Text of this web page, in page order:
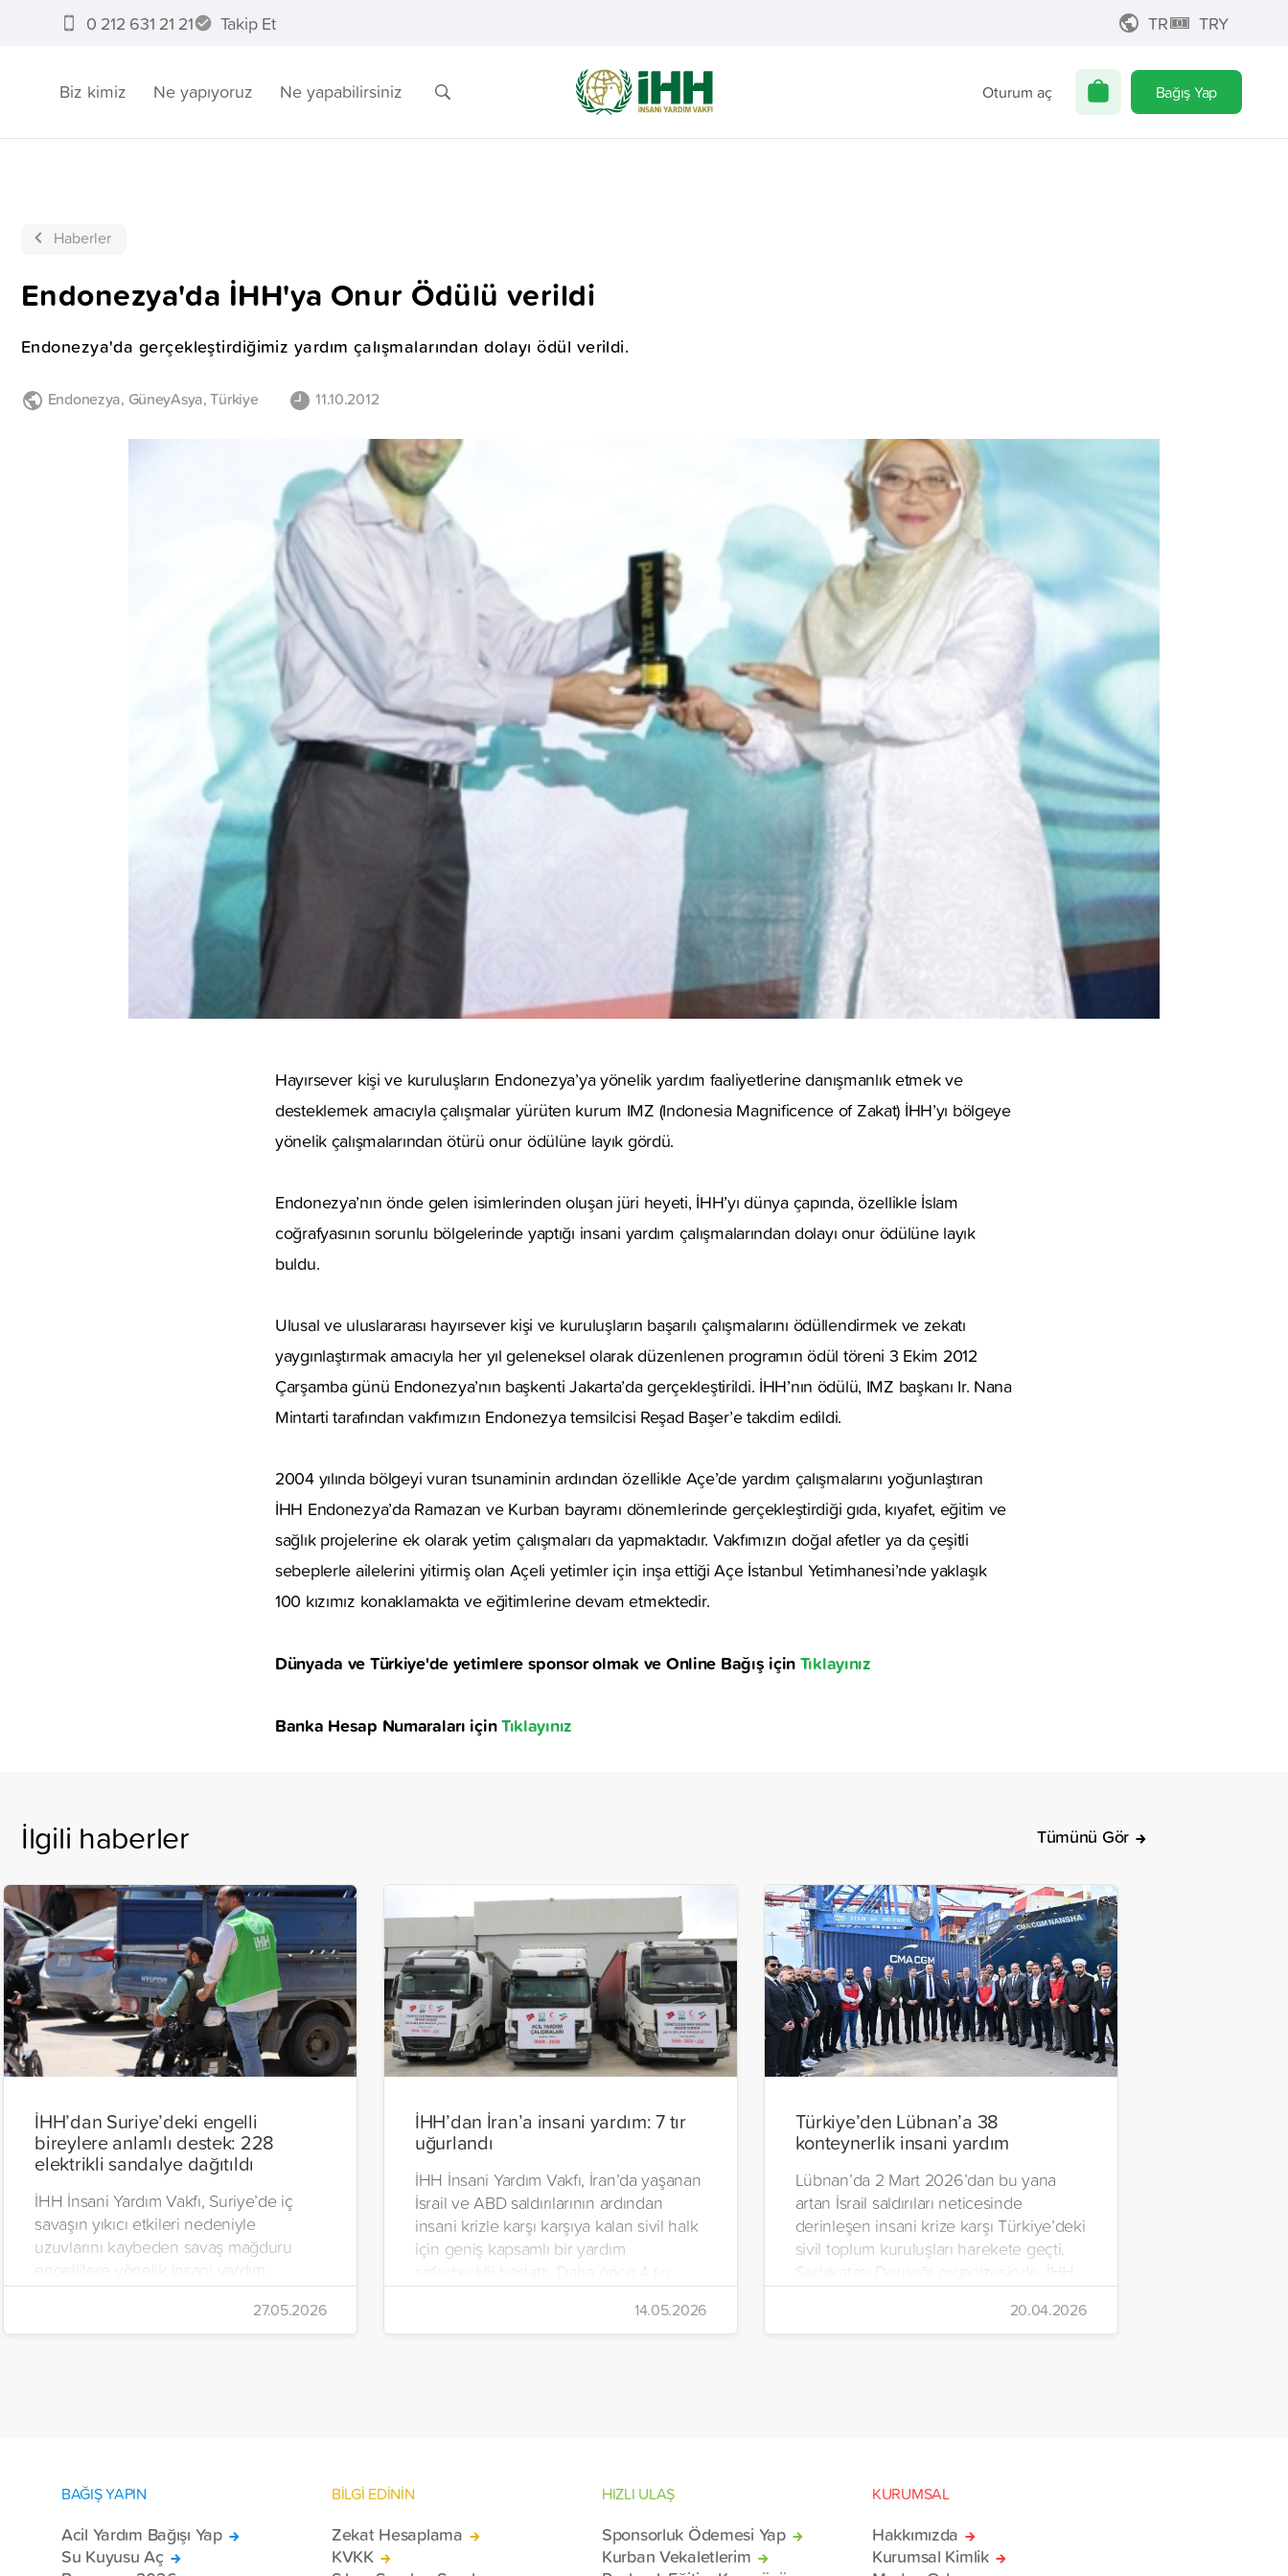
0 212 631 21 21 Takip Et TR TRY
Biz kimiz Ne yapıyoruz Ne yapabilirsiniz Oturum aç Bağış Yap
Haberler
Endonezya'da İHH'ya Onur Ödülü verildi
Endonezya'da gerçekleştirdiğimiz yardım çalışmalarından dolayı ödül verildi.
Endonezya, GüneyAsya,Türkiye 11.10.2012
Hayırsever kişi ve kuruluşların Endonezya’ya yönelik yardım faaliyetlerine danışmanlık etmek ve
desteklemek amacıyla çalışmalar yürüten kurum IMZ (Indonesia Magnificence of Zakat) İHH’yı bölgeye
yönelik çalışmalarından ötürü onur ödülüne layık gördü.
Endonezya’nın önde gelen isimlerinden oluşan jüri heyeti, İHH’yı dünya çapında, özellikle İslam
coğrafyasının sorunlu bölgelerinde yaptığı insani yardım çalışmalarından dolayı onur ödülüne layık
buldu.
Ulusal ve uluslararası hayırsever kişi ve kuruluşların başarılı çalışmalarını ödüllendirmek ve zekatı
yaygınlaştırmak amacıyla her yıl geleneksel olarak düzenlenen programın ödül töreni 3 Ekim 2012
Çarşamba günü Endonezya’nın başkenti Jakarta’da gerçekleştirildi. İHH’nın ödülü, IMZ başkanı Ir. Nana
Mintarti tarafından vakfımızın Endonezya temsilcisi Reşad Başer’e takdim edildi.
2004 yılında bölgeyi vuran tsunaminin ardından özellikle Açe’de yardım çalışmalarını yoğunlaştıran
İHH Endonezya’da Ramazan ve Kurban bayramı dönemlerinde gerçekleştirdiği gıda, kıyafet, eğitim ve
sağlık projelerine ek olarak yetim çalışmaları da yapmaktadır. Vakfımızın doğal afetler ya da çeşitli
sebeplerle ailelerini yitirmiş olan Açeli yetimler için inşa ettiği Açe İstanbul Yetimhanesi’nde yaklaşık
100 kızımız konaklamakta ve eğitimlerine devam etmektedir.
Dünyada ve Türkiye'de yetimlere sponsor olmak ve Online Bağış içinTıklayınız
Banka Hesap Numaraları içinTıklayınız
İlgili haberler Tümünü Gör
İHH’dan Suriye’deki engelli
bireylere anlamlı destek: 228
elektrikli sandalye dağıtıldı
İHH İnsani Yardım Vakfı, Suriye’de iç
savaşın yıkıcı etkileri nedeniyle
uzuvlarını kaybeden savaş mağduru
engellilere yönelik insani yardım
çalışmalarını aralıksız sürdürüyor. Vakıf,
yürütülen son projeyle Suriye’nin Şam,
Halep, Hama, Humus ve İdlib
27.05.2026
İHH’dan İran’a insani yardım: 7 tır
uğurlandı
İHH İnsani Yardım Vakfı, İran’da yaşanan
İsrail ve ABD saldırılarının ardından
insani krizle karşı karşıya kalan sivil halk
için geniş kapsamlı bir yardım
seferberliği başlattı. Daha önce 4 tırı
İran’a gönderen vakıf, ilaç, gıda kolisi ve
temel ihtiyaç malzemelerinden oluşan 7
tırı daha ülkeye uğurladı.
14.05.2026
Türkiye’den Lübnan’a 38
konteynerlik insani yardım
Lübnan’da 2 Mart 2026’dan bu yana
artan İsrail saldırıları neticesinde
derinleşen insani krize karşı Türkiye’deki
sivil toplum kuruluşları harekete geçti.
Sadakataşı Derneği organizesinde, İHH
İnsani Yardım Vakfı, Yetim Vakfı ve
Yeryüzü Çocukları Derneği tarafından
hazırlanan ve içerisinde acil ihtiyaç
20.04.2026
BAĞIŞ YAPIN
Acil Yardım Bağışı Yap
Su Kuyusu Aç
BİLGİ EDİNİN
Zekat Hesaplama
KVKK
HIZLI ULAŞ
Sponsorluk Ödemesi Yap
Kurban Vekaletlerim
KURUMSAL
Hakkımızda
Kurumsal Kimlik